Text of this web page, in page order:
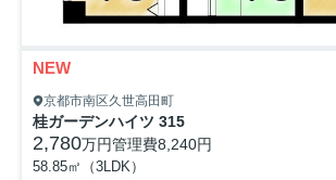
NEW
京都市南区久世高田町
桂ガーデンハイツ 315
2,780万円管理費8,240円
58.85㎡（3LDK）